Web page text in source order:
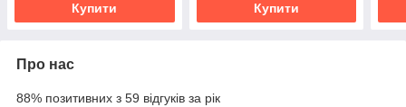
Купити Купити
Про нас
88% позитивних з 59 відгуків за рік